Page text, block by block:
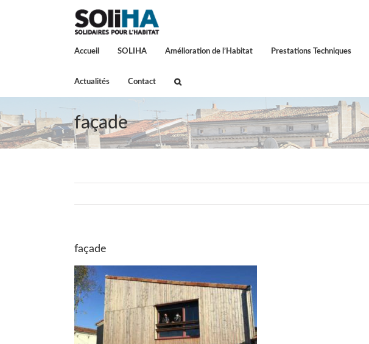
Accueil SOLIHA Amélioration de l’Habitat Prestations Techniques
Actualités Contact
façade
façade